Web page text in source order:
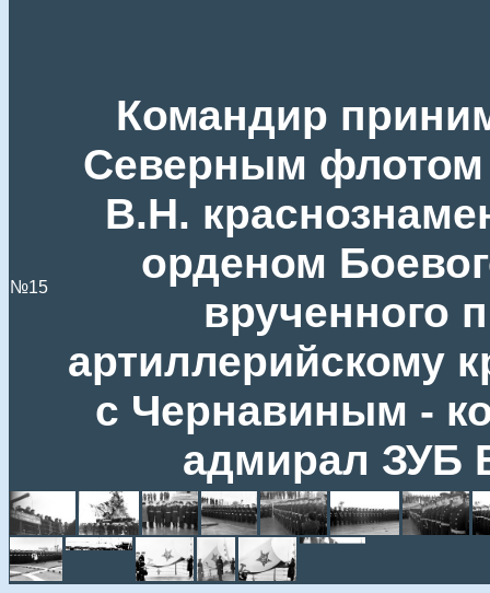
№15
Командир
Северным
В.Н.
орденом
врученного
артиллерийскому
с Чернавиным -
адмирал ЗУБ